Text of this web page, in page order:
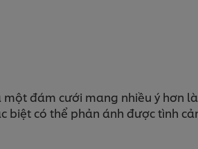
đám cưới mang nhiều ý hơn
có thể phản ánh được tình